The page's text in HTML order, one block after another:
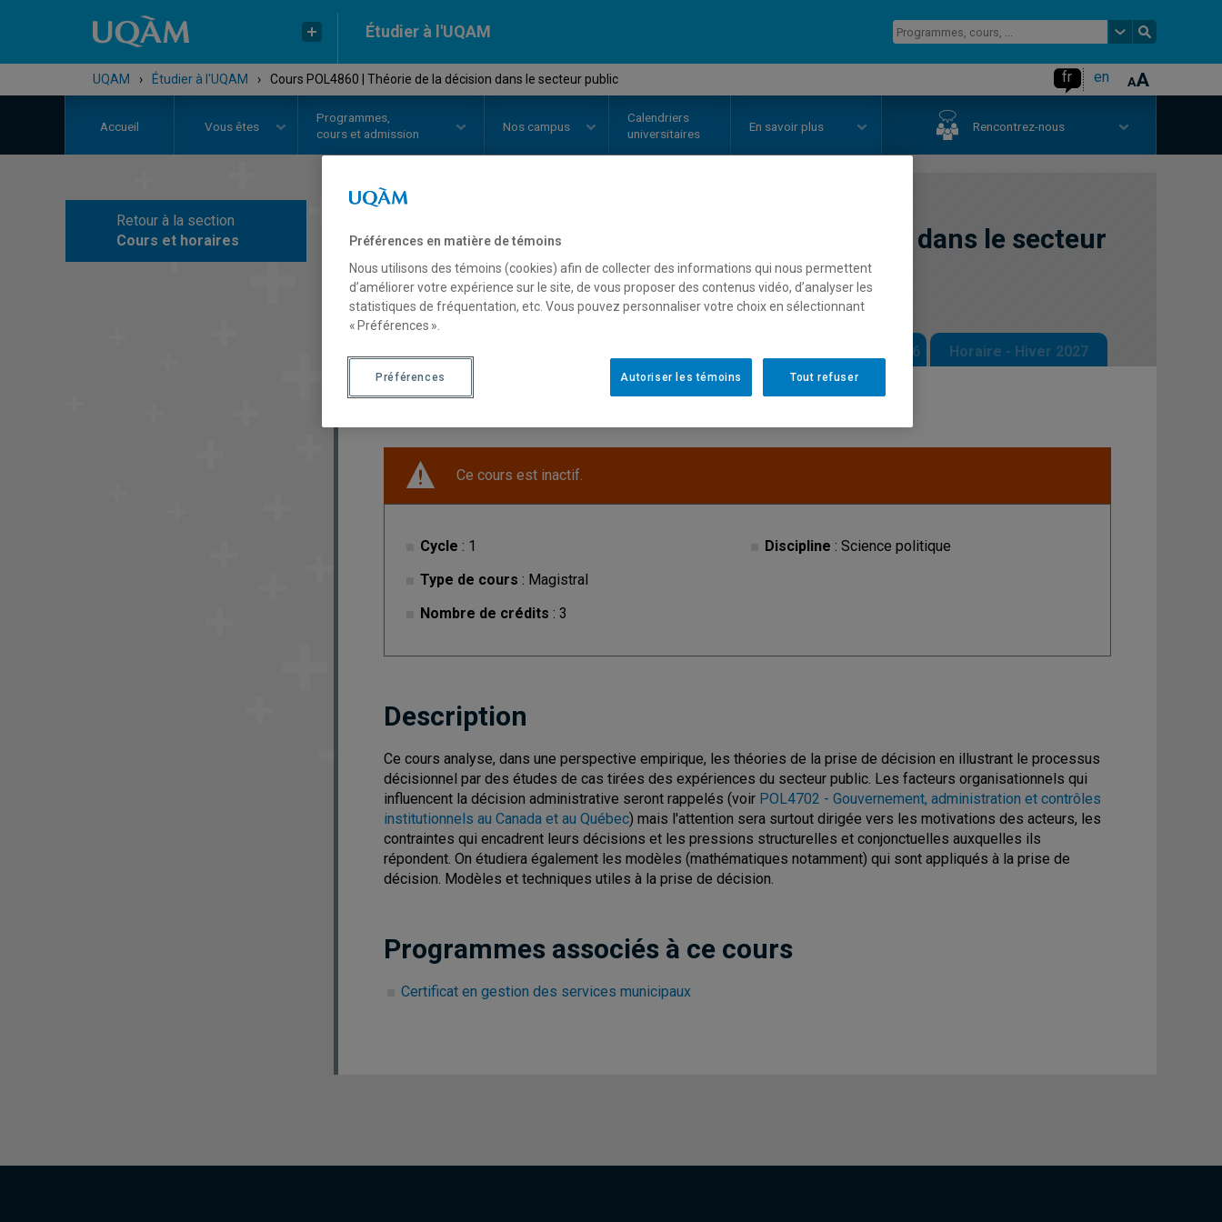
Étudier à l'UQAM
UQAM › Étudier à l'UQAM › Cours POL4860 | Théorie de la décision dans le secteur public fr en
Accueil Vous êtes
Programmes,
cours et admission
Nos campus
Calendriers
universitaires
En savoir plus Rencontrez-nous
Retour à la section
Cours et horaires
COURS// POL4860
Théorie de la décision dans le secteur
public
Horaire - Automne 2026 Horaire - Hiver 2027
Ce cours est inactif.
Cycle : 1
Type de cours : Magistral
Nombre de crédits : 3
Discipline : Science politique
Description
Ce cours analyse, dans une perspective empirique, les théories de la prise de décision en illustrant le processus
décisionnel par des études de cas tirées des expériences du secteur public. Les facteurs organisationnels qui
influencent la décision administrative seront rappelés (voir POL4702 - Gouvernement, administration et contrôles
institutionnels au Canada et au Québec) mais l'attention sera surtout dirigée vers les motivations des acteurs, les
contraintes qui encadrent leurs décisions et les pressions structurelles et conjonctuelles auxquelles ils
répondent. On étudiera également les modèles (mathématiques notamment) qui sont appliqués à la prise de
décision. Modèles et techniques utiles à la prise de décision.
Programmes associés à ce cours
Certificat en gestion des services municipaux
Préférences en matière de témoins
Nous utilisons des témoins (cookies) afin de collecter des informations qui nous permettent
d’améliorer votre expérience sur le site, de vous proposer des contenus vidéo, d’analyser les
statistiques de fréquentation, etc. Vous pouvez personnaliser votre choix en sélectionnant
« Préférences ».
Tout refuser
Autoriser les témoins
Préférences